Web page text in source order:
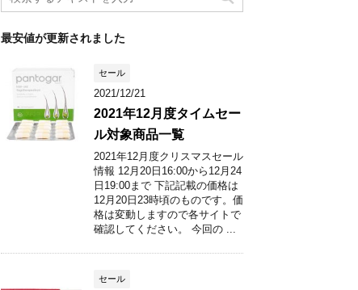
最安値が更新されました
セール
2021/12/21
2021年12月度タイムセー
ル対象商品一覧
2021年12月度クリスマスセール
情報 12月20日16:00から12月24
日19:00まで 下記記載の価格は
12月20日23時頃のものです。価
格は変動しますので各サイトで
確認してください。 今回の ...
セール